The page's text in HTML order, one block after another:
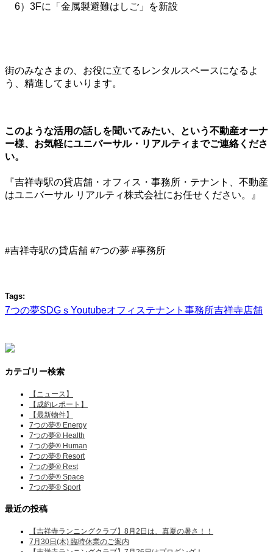
6）3Fに「金属製避難はしご」を新設
街のみなさまの、お役に立てるレンタルスペースになるよ
う、精進してまいります。
このような活用の話しを聞いてみたい、という不動産オーナ
ー様、お気軽にユニバーサル・リアルティまでご連絡くださ
い。
『吉祥寺駅の貸店舗・オフィス・事務所・テナント、不動産
はユニバーサル リアルティ株式会社にお任せください。』
#吉祥寺駅の貸店舗 #7つの夢 #事務所
Tags:
7つの夢SDGｓ Youtubeオフィステナント 事務所吉祥寺店舗
カテゴリー検索
【ニュース】
【成約レポート】
【最新物件】
7つの夢® Energy
7つの夢® Health
7つの夢® Human
7つの夢® Resort
7つの夢® Rest
7つの夢® Space
7つの夢® Sport
最近の投稿
【吉祥寺ランニングクラブ】8月2日は、真夏の暑さ！！
7月30日(木) 臨時休業のご案内